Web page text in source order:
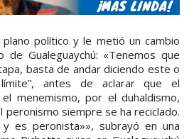
político y le metió un cambio
de Gualeguaychú: «Tenemos que
basta de andar diciendo este o
antes de aclarar que el
menemismo, por el duhaldismo,
peronismo siempre se ha reciclado.
es peronista»», subrayó en una